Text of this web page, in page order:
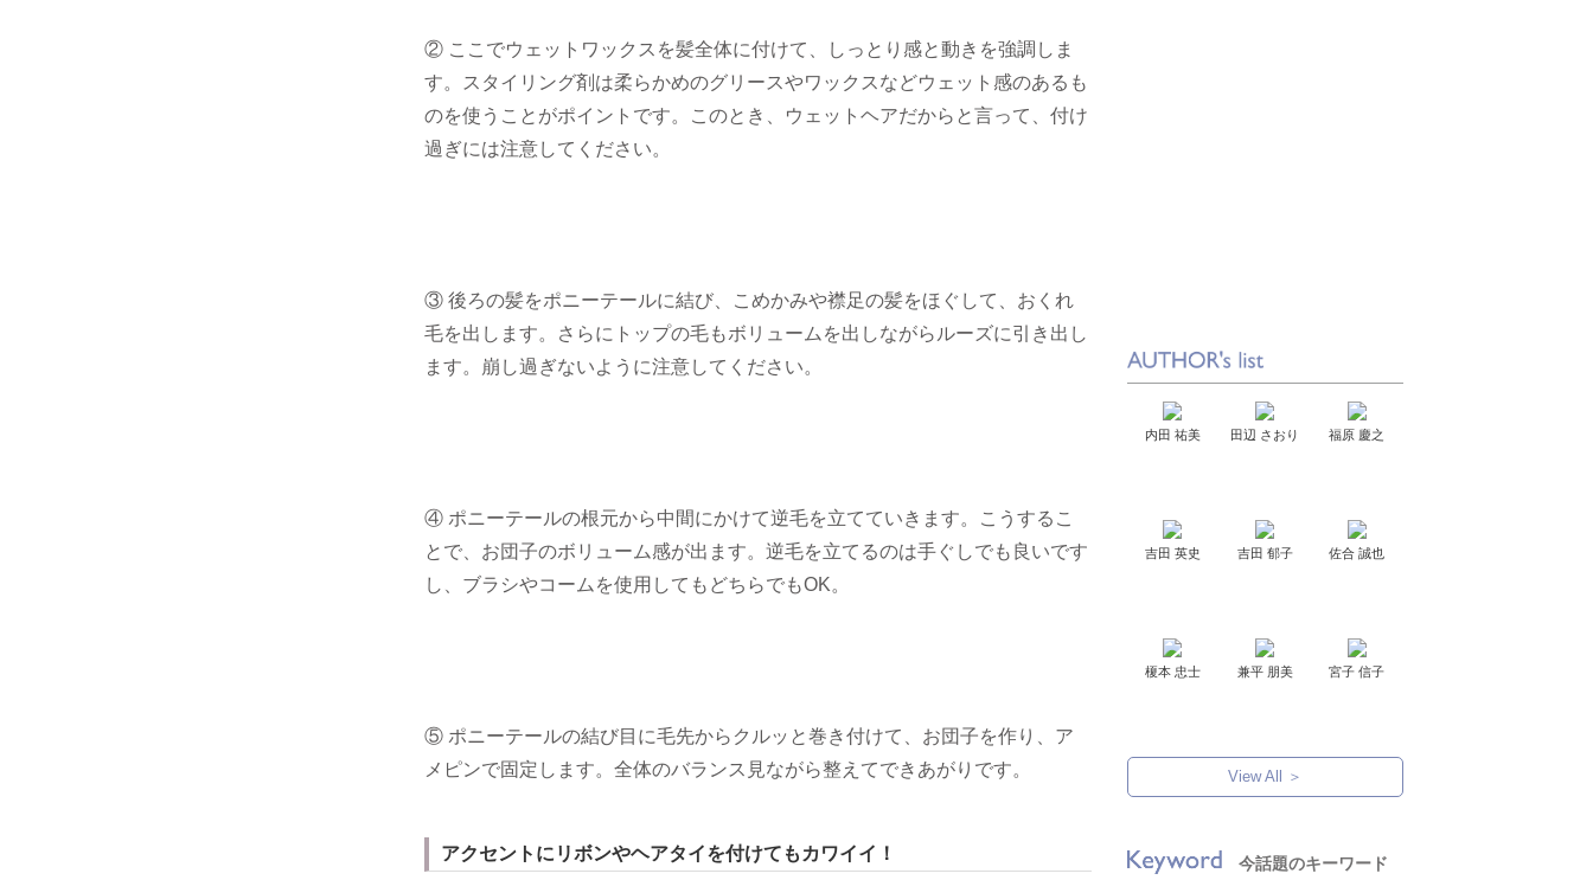
② ここでウェットワックスを髪全体に付けて、しっとり感と動きを強調しま
す。スタイリング剤は柔らかめのグリースやワックスなどウェット感のあるも
のを使うことがポイントです。このとき、ウェットヘアだからと言って、付け
過ぎには注意してください。
③ 後ろの髪をポニーテールに結び、こめかみや襟足の髪をほぐして、おくれ
毛を出します。さらにトップの毛もボリュームを出しながらルーズに引き出し
ます。崩し過ぎないように注意してください。
④ ポニーテールの根元から中間にかけて逆毛を立てていきます。こうするこ
とで、お団子のボリューム感が出ます。逆毛を立てるのは手ぐしでも良いです
し、ブラシやコームを使用してもどちらでもOK。
⑤ ポニーテールの結び目に毛先からクルッと巻き付けて、お団子を作り、ア
メピンで固定します。全体のバランス見ながら整えてできあがりです。
アクセントにリボンやヘアタイを付けてもカワイイ！
内田 祐美 田辺 さおり 福原 慶之
吉田 英史 吉田 郁子 佐合 誠也
榎本 忠士 兼平 朋美 宮子 信子
View All ＞
今話題のキーワード